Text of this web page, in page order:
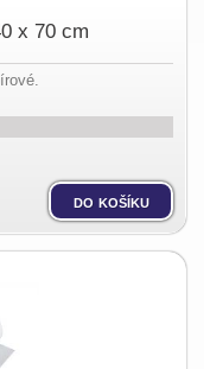
x 70 cm
do košíku